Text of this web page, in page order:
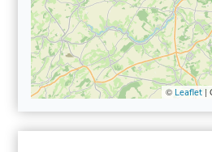
© Leaflet|